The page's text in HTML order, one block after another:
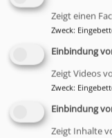
Sa, 12.9.
Enneagramm-
Heike Wellisch
München
Spirituelles
Zeigt einen
Zweck:
Einbindung
Zeigt Videos
Zweck:
Einbindung
Zeigt Inhalte